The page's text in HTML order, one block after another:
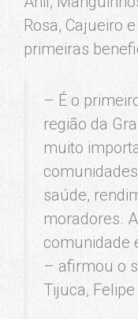
Rosa, Cajueiro
primeiras
– É o
região da
muito
saúde,
moradores.
comunidade
– afirmou o
Tijuca,